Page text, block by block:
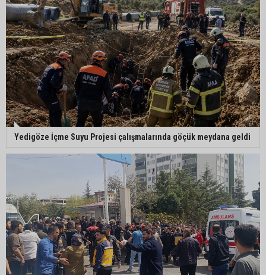
MHP Adana İl Başkanı Hakan Yıldırım:
“Liderimize dil uzatmak sizin haddinize değildir”
Adanalı 13 yaşındaki Ela Nur şelalede hayatını
kaybetti
Adanalı NASA astronotu Deniz Burnham uzaya
Kozan’da üreticilere yangın ve anız uyarısı
Ceyhan’da yağlık ayçiçeği hasadı başladı
Yedigöze İçme Suyu Projesi çalışmalarında göçük meydana geldi